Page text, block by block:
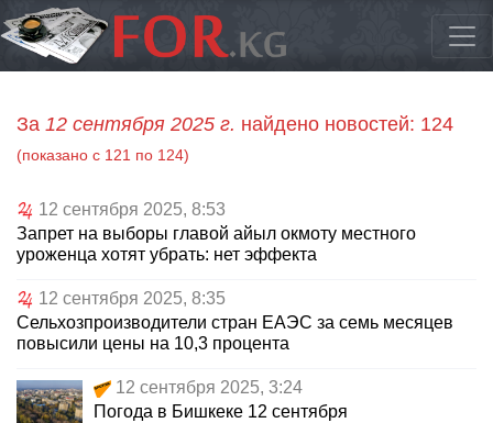
За 12 сентября 2025 г. найдено новостей: 124
(показано с 121 по 124)
12 сентября 2025, 8:53
Запрет на выборы главой айыл окмоту местного
уроженца хотят убрать: нет эффекта
12 сентября 2025, 8:35
Сельхозпроизводители стран ЕАЭС за семь месяцев
повысили цены на 10,3 процента
12 сентября 2025, 3:24
Погода в Бишкеке 12 сентября